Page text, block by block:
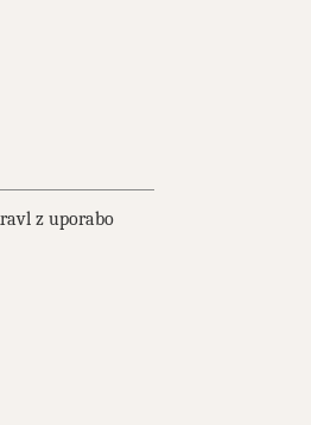
z uporabo